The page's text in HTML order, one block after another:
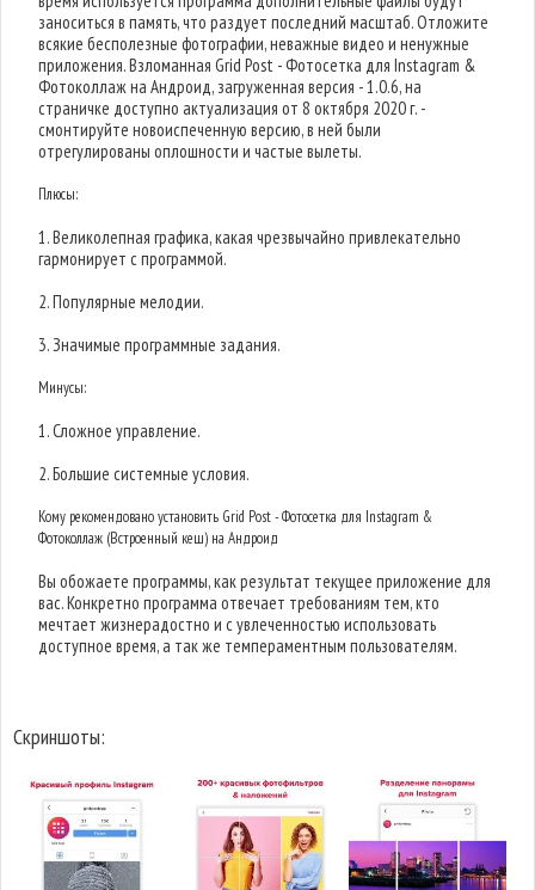
заноситься в память, что раздует последний масштаб. Отложите
всякие бесполезные фотографии, неважные видео и ненужные
приложения. Взломанная Grid Post - Фотосетка для Instagram &
Фотоколлаж на Андроид, загруженная версия - 1.0.6, на
страничке доступно актуализация от 8 октября 2020 г. -
смонтируйте новоиспеченную версию, в ней были
отрегулированы оплошности и частые вылеты.
Плюсы:
1. Великолепная графика, какая чрезвычайно привлекательно
гармонирует с программой.
2. Популярные мелодии.
3. Значимые программные задания.
Минусы:
1. Сложное управление.
2. Большие системные условия.
Кому рекомендовано установить Grid Post - Фотосетка для Instagram &
Фотоколлаж (Встроенный кеш) на Андроид
Вы обожаете программы, как результат текущее приложение для
вас. Конкретно программа отвечает требованиям тем, кто
мечтает жизнерадостно и с увлеченностью использовать
доступное время, а так же темпераментным пользователям.
Скриншоты: